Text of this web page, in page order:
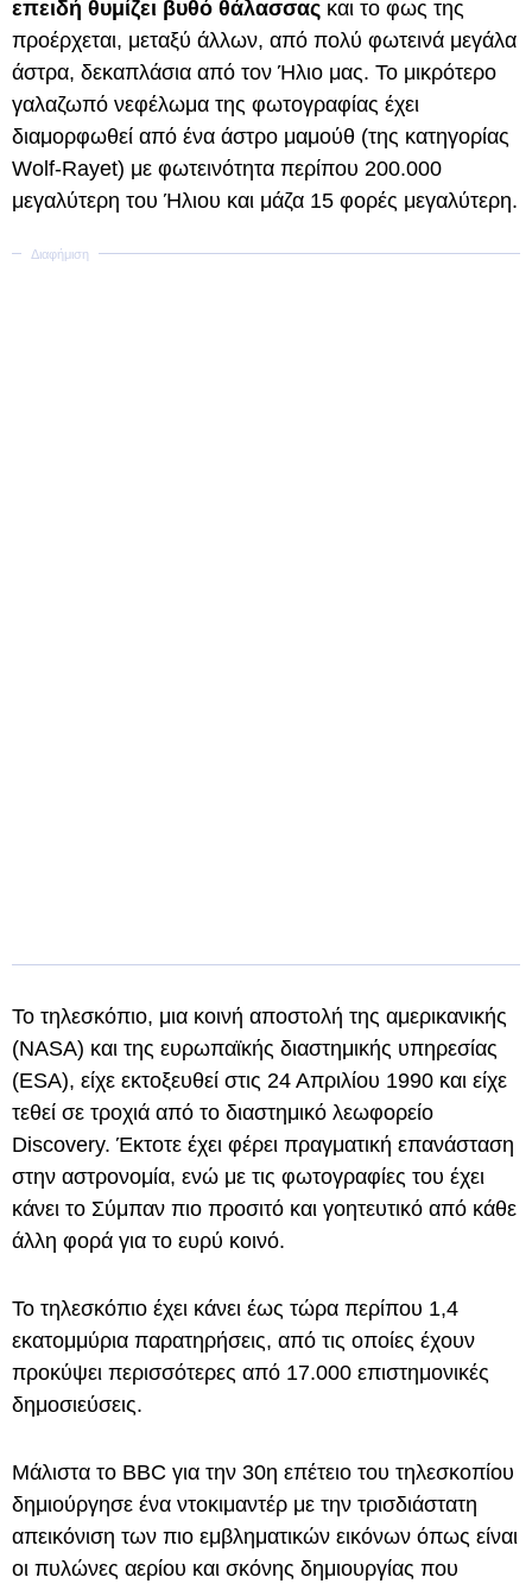
επειδή θυμίζει βυθό θάλασσας και το φως της
προέρχεται, μεταξύ άλλων, από πολύ φωτεινά μεγάλα
άστρα, δεκαπλάσια από τον Ήλιο μας. Το μικρότερο
γαλαζωπό νεφέλωμα της φωτογραφίας έχει
διαμορφωθεί από ένα άστρο μαμούθ (της κατηγορίας
Wolf-Rayet) με φωτεινότητα περίπου 200.000
μεγαλύτερη του Ήλιου και μάζα 15 φορές μεγαλύτερη.
Το τηλεσκόπιο, μια κοινή αποστολή της αμερικανικής
(NASA) και της ευρωπαϊκής διαστημικής υπηρεσίας
(ESA), είχε εκτοξευθεί στις 24 Απριλίου 1990 και είχε
τεθεί σε τροχιά από το διαστημικό λεωφορείο
Discovery. Έκτοτε έχει φέρει πραγματική επανάσταση
στην αστρονομία, ενώ με τις φωτογραφίες του έχει
κάνει το Σύμπαν πιο προσιτό και γοητευτικό από κάθε
άλλη φορά για το ευρύ κοινό.
Το τηλεσκόπιο έχει κάνει έως τώρα περίπου 1,4
εκατομμύρια παρατηρήσεις, από τις οποίες έχουν
προκύψει περισσότερες από 17.000 επιστημονικές
δημοσιεύσεις.
Μάλιστα το BBC για την 30η επέτειο του τηλεσκοπίου
δημιούργησε ένα ντοκιμαντέρ με την τρισδιάστατη
απεικόνιση των πιο εμβληματικών εικόνων όπως είναι
οι πυλώνες αερίου και σκόνης δημιουργίας που